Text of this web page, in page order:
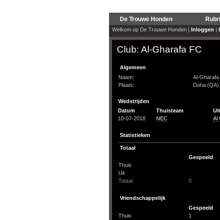
De Trouwe Honden
Welkom op De Trouwe Honden | Inloggen |
Club: Al-Gharafa FC
Algemeen
Naam:
Al-
Plaats:
Doha (QA)
Wedstrijden
Datum
Thuisteam
10-07-2018
NEC Al
Statistieken
Totaal
Gespeeld
Thuis
Uit
Totaal
0
Vriendschappelijk
Gespeeld
Thuis
1